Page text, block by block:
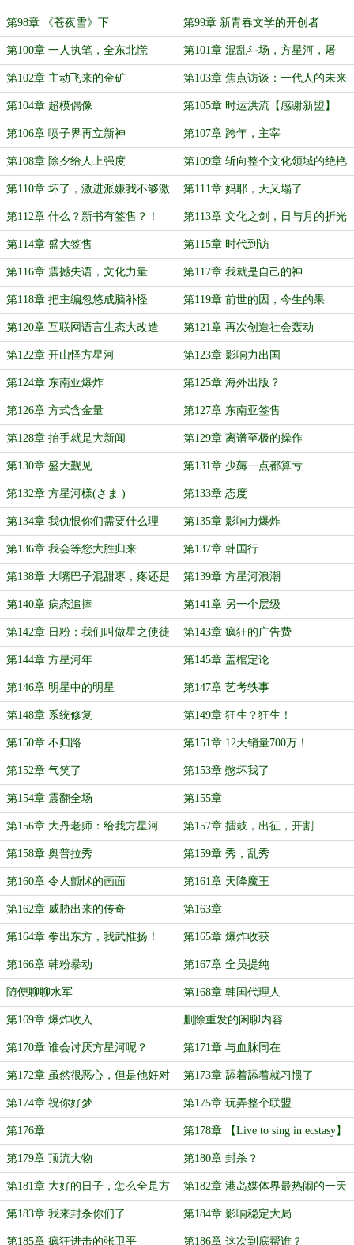
第98章 《苍夜雪》下 第99章 新青春文学的开创者
第100章 一人执笔，全东北慌 第101章 混乱斗场，方星河，屠
夫！
第102章 主动飞来的金矿 第103章 焦点访谈：一代人的未来
第104章 超模偶像 第105章 时运洪流【感谢新盟】
第106章 喷子界再立新神 第107章 跨年，主宰
第108章 除夕给人上强度 第109章 斩向整个文化领域的绝艳
一刀
第110章 坏了，激进派嫌我不够激
进
第111章 妈耶，天又塌了
第112章 什么？新书有签售？！ 第113章 文化之剑，日与月的折光
第114章 盛大签售 第115章 时代到访
第116章 震撼失语，文化力量 第117章 我就是自己的神
第118章 把主编忽悠成脑补怪 第119章 前世的因，今生的果
第120章 互联网语言生态大改造 第121章 再次创造社会轰动
第122章 开山怪方星河 第123章 影响力出国
第124章 东南亚爆炸 第125章 海外出版？
第126章 方式含金量 第127章 东南亚签售
第128章 抬手就是大新闻 第129章 离谱至极的操作
第130章 盛大觐见 第131章 少薅一点都算亏
第132章 方星河様(さま ) 第133章 态度
第134章 我仇恨你们需要什么理
由？
第135章 影响力爆炸
第136章 我会等您大胜归来 第137章 韩国行
第138章 大嘴巴子混甜枣，疼还是
爽？
第139章 方星河浪潮
第140章 病态追捧 第141章 另一个层级
第142章 日粉：我们叫做星之使徒 第143章 疯狂的广告费
第144章 方星河年 第145章 盖棺定论
第146章 明星中的明星 第147章 艺考轶事
第148章 系统修复 第149章 狂生？狂生！
第150章 不归路 第151章 12天销量700万！
第152章 气笑了 第153章 憋坏我了
第154章 震翻全场 第155章
第156章 大丹老师：给我方星河 第157章 擂鼓，出征，开割
第158章 奥普拉秀 第159章 秀，乱秀
第160章 令人颤怵的画面 第161章 天降魔王
第162章 威胁出来的传奇 第163章
第164章 拳出东方，我武惟扬！ 第165章 爆炸收获
第166章 韩粉暴动 第167章 全员提纯
随便聊聊水军 第168章 韩国代理人
第169章 爆炸收入 删除重发的闲聊内容
第170章 谁会讨厌方星河呢？ 第171章 与血脉同在
第172章 虽然很恶心，但是他好对 第173章 舔着舔着就习惯了
第174章 祝你好梦 第175章 玩弄整个联盟
第176章 第178章 【Live to sing in ecstasy】
第179章 顶流大物 第180章 封杀？
第181章 大好的日子，怎么全是方
星河？！
第182章 港岛媒体界最热闹的一天
第183章 我来封杀你们了 第184章 影响稳定大局
第185章 疯狂进击的张卫平 第186章 这次到底帮谁？